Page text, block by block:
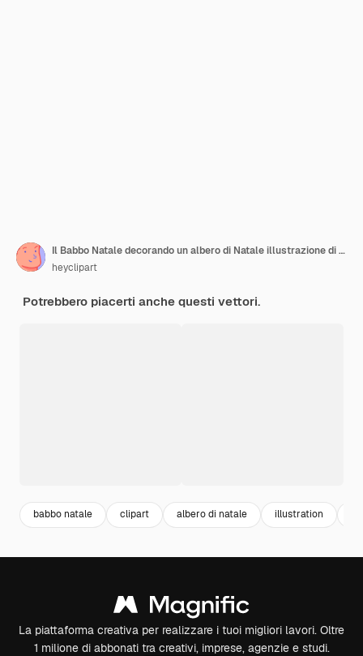
Il Babbo Natale decorando un albero di Natale illustrazione di cartoni animati
heyclipart
Potrebbero piacerti anche questi vettori.
babbo natale clipart albero di natale illustration
La piattaforma creativa per realizzare i tuoi migliori lavori. Oltre
1 milione di abbonati tra creativi, imprese, agenzie e studi.